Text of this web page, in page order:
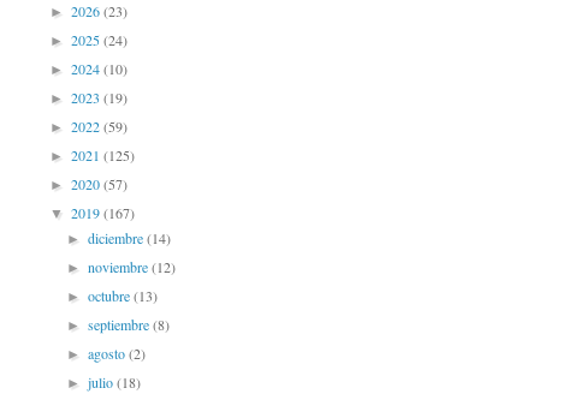
► 2026(23)
► 2025(24)
► 2024(10)
► 2023 (19)
► 2022(59)
► 2021 (125)
► 2020(57)
▼ 2019(167)
►diciembre(14)
►noviembre(12)
►octubre(13)
►septiembre(8)
►agosto(2)
►julio(18)